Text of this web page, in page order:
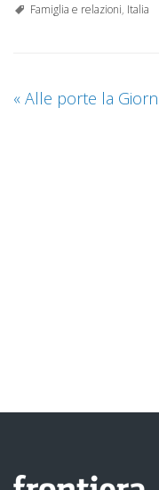
Famiglia e relazioni, Italia
« Alle porte la